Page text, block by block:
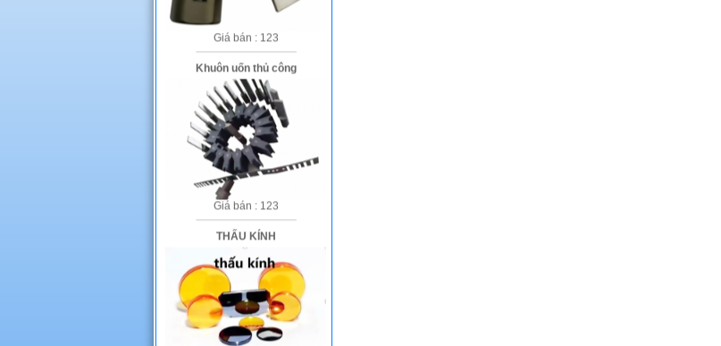
Giá bán : 123
Khuôn uốn thủ công
Giá bán : 123
THẤU KÍNH
Giá bán : 123